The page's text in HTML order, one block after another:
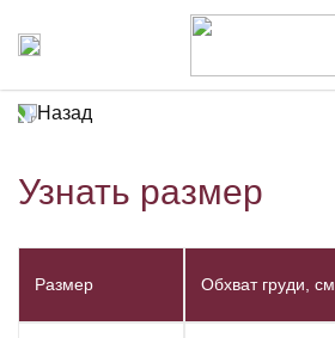
Назад
Узнать размер
Размер Обхват груди, см